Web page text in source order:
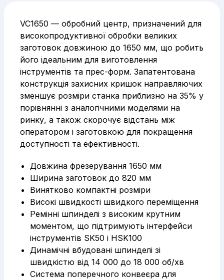
VC1650 — обробний центр, призначений для
високопродуктивної обробки великих
заготовок довжиною до 1650 мм, що робить
його ідеальним для виготовлення
інструментів та прес-форм. Запатентована
конструкція захисних кришок направляючих
зменшує розміри станка приблизно на 35% у
порівнянні з аналогічними моделями на
ринку, а також скорочує відстань між
оператором і заготовкою для покращення
доступності та ефективності.
Довжина фрезерування 1650 мм
Ширина заготовок до 820 мм
Винятково компактні розміри
Високі швидкості швидкого переміщення
Ремінні шпинделі з високим крутним
моментом, що підтримують інтерфейси
інструментів SK50 і HSK100
Динамічні вбудовані шпинделі зі
швидкістю від 14 000 до 18 000 об/хв
Система поперечного конвеєра для